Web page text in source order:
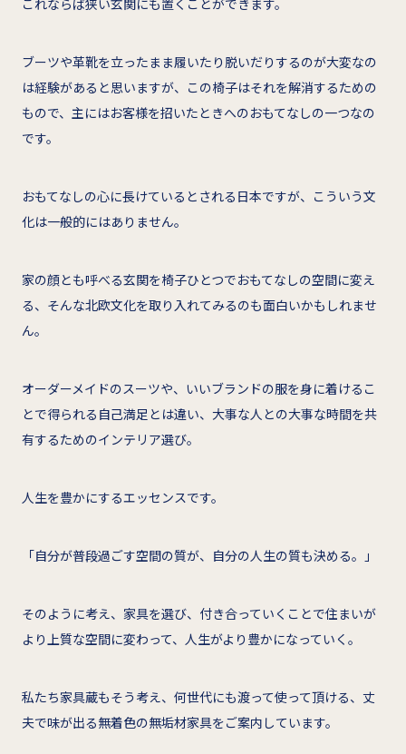
これならば狭い玄関にも置くことができます。
ブーツや革靴を立ったまま履いたり脱いだりするのが大変なの
は経験があると思いますが、この椅子はそれを解消するための
もので、主にはお客様を招いたときへのおもてなしの一つなの
です。
おもてなしの心に長けているとされる日本ですが、こういう文
化は一般的にはありません。
家の顔とも呼べる玄関を椅子ひとつでおもてなしの空間に変え
る、そんな北欧文化を取り入れてみるのも面白いかもしれませ
ん。
オーダーメイドのスーツや、いいブランドの服を身に着けるこ
とで得られる自己満足とは違い、大事な人との大事な時間を共
有するためのインテリア選び。
人生を豊かにするエッセンスです。
「自分が普段過ごす空間の質が、自分の人生の質も決める。」
そのように考え、家具を選び、付き合っていくことで住まいが
より上質な空間に変わって、人生がより豊かになっていく。
私たち家具蔵もそう考え、何世代にも渡って使って頂ける、丈
夫で味が出る無着色の無垢材家具をご案内しています。